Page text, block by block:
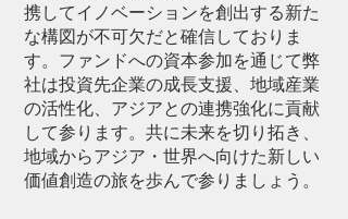
携してイノベーションを創出する新た
な構図が不可欠だと確信しておりま
す。ファンドへの資本参加を通じて弊
社は投資先企業の成長支援、地域産業
の活性化、アジアとの連携強化に貢献
して参ります。共に未来を切り拓き、
地域からアジア・世界へ向けた新しい
価値創造の旅を歩んで参りましょう。